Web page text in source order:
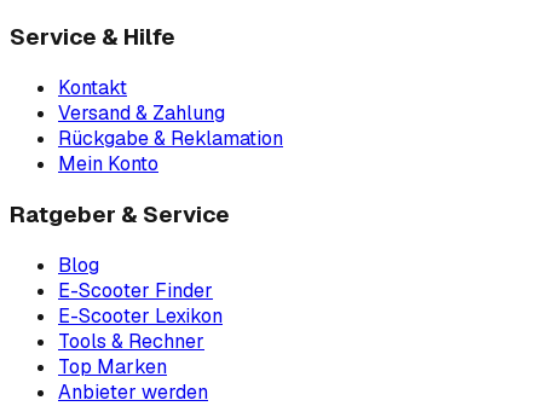
Service & Hilfe
Kontakt
Versand & Zahlung
Rückgabe & Reklamation
Mein Konto
Ratgeber & Service
Blog
E-Scooter Finder
E-Scooter Lexikon
Tools & Rechner
Top Marken
Anbieter werden